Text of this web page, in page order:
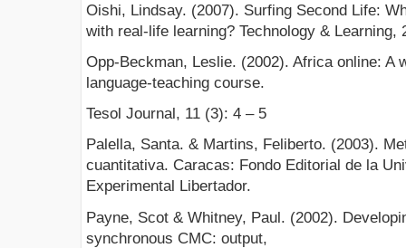
Oishi, Lindsay. (2007). Surfing Second Life:
with real-life learning? Technology & Learning,
Opp-Beckman, Leslie. (2002). Africa online: A
language-teaching course.
Tesol Journal, 11 (3): 4 – 5
Palella, Santa. & Martins, Feliberto. (2003).
cuantitativa. Caracas: Fondo Editorial de la
Experimental Libertador.
Payne, Scot & Whitney, Paul. (2002).
synchronous CMC: output,